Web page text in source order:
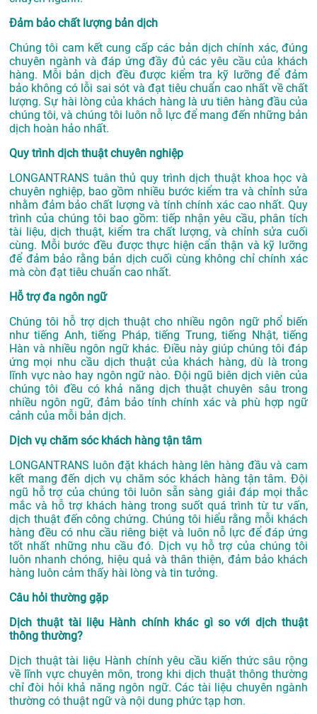
Đảm bảo chất lượng bản dịch
Chúng tôi cam kết cung cấp các bản dịch chính xác, đúng
chuyên ngành và đáp ứng đầy đủ các yêu cầu của khách
hàng. Mỗi bản dịch đều được kiểm tra kỹ lưỡng để đảm
bảo không có lỗi sai sót và đạt tiêu chuẩn cao nhất về chất
lượng. Sự hài lòng của khách hàng là ưu tiên hàng đầu của
chúng tôi, và chúng tôi luôn nỗ lực để mang đến những bản
dịch hoàn hảo nhất.
Quy trình dịch thuật chuyên nghiệp
LONGANTRANS tuân thủ quy trình dịch thuật khoa học và
chuyên nghiệp, bao gồm nhiều bước kiểm tra và chỉnh sửa
nhằm đảm bảo chất lượng và tính chính xác cao nhất. Quy
trình của chúng tôi bao gồm: tiếp nhận yêu cầu, phân tích
tài liệu, dịch thuật, kiểm tra chất lượng, và chỉnh sửa cuối
cùng. Mỗi bước đều được thực hiện cẩn thận và kỹ lưỡng
để đảm bảo rằng bản dịch cuối cùng không chỉ chính xác
mà còn đạt tiêu chuẩn cao nhất.
Hỗ trợ đa ngôn ngữ
Chúng tôi hỗ trợ dịch thuật cho nhiều ngôn ngữ phổ biến
như tiếng Anh, tiếng Pháp, tiếng Trung, tiếng Nhật, tiếng
Hàn và nhiều ngôn ngữ khác. Điều này giúp chúng tôi đáp
ứng mọi nhu cầu dịch thuật của khách hàng, dù là trong
lĩnh vực nào hay ngôn ngữ nào. Đội ngũ biên dịch viên của
chúng tôi đều có khả năng dịch thuật chuyên sâu trong
nhiều ngôn ngữ, đảm bảo tính chính xác và phù hợp ngữ
cảnh của mỗi bản dịch.
Dịch vụ chăm sóc khách hàng tận tâm
LONGANTRANS luôn đặt khách hàng lên hàng đầu và cam
kết mang đến dịch vụ chăm sóc khách hàng tận tâm. Đội
ngũ hỗ trợ của chúng tôi luôn sẵn sàng giải đáp mọi thắc
mắc và hỗ trợ khách hàng trong suốt quá trình từ tư vấn,
dịch thuật đến công chứng. Chúng tôi hiểu rằng mỗi khách
hàng đều có nhu cầu riêng biệt và luôn nỗ lực để đáp ứng
tốt nhất những nhu cầu đó. Dịch vụ hỗ trợ của chúng tôi
luôn nhanh chóng, hiệu quả và thân thiện, đảm bảo khách
hàng luôn cảm thấy hài lòng và tin tưởng.
Câu hỏi thường gặp
Dịch thuật tài liệu Hành chính khác gì so với dịch thuật
thông thường?
Dịch thuật tài liệu Hành chính yêu cầu kiến thức sâu rộng
về lĩnh vực chuyên môn, trong khi dịch thuật thông thường
chỉ đòi hỏi khả năng ngôn ngữ. Các tài liệu chuyên ngành
thường có thuật ngữ và nội dung phức tạp hơn.